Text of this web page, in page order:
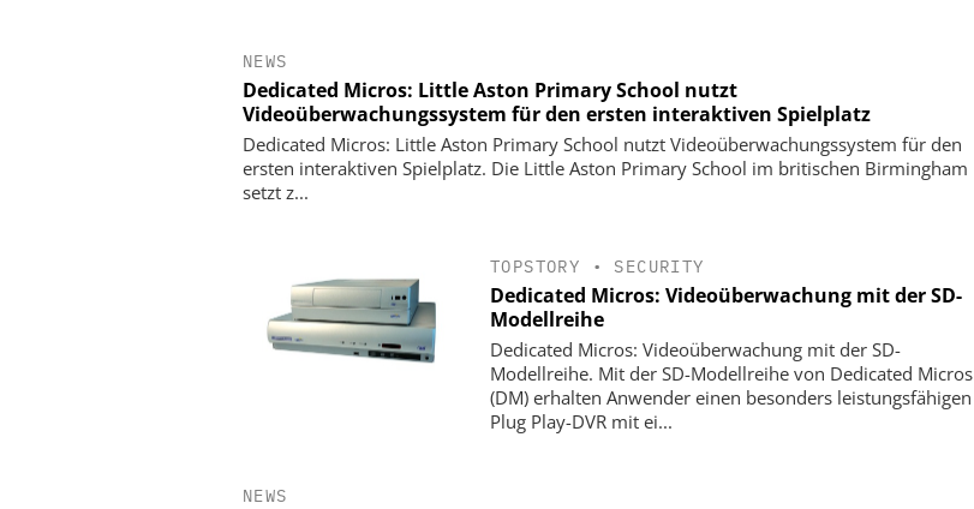
NEWS
Dedicated Micros: Little Aston Primary School nutzt
Videoüberwachungssystem für den ersten interaktiven Spielplatz
Dedicated Micros: Little Aston Primary School nutzt Videoüberwachungssystem für den
ersten interaktiven Spielplatz. Die Little Aston Primary School im britischen Birmingham
setzt z...
TOPSTORY • SECURITY
Dedicated Micros: Videoüberwachung mit der SD-
Modellreihe
Dedicated Micros: Videoüberwachung mit der SD-
Modellreihe. Mit der SD-Modellreihe von Dedicated Micros
(DM) erhalten Anwender einen besonders leistungsfähigen
Plug Play-DVR mit ei...
NEWS